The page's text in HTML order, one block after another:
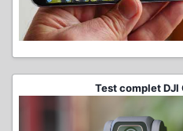
Test complet DJI